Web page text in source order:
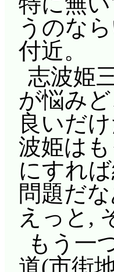
逆さ照
あっさ
紬が目
えて専
思うん
すが……
ビリで
年生ト
つ誘惑
た誘惑
(^^;;; 第
うのな
付近。
志波姫
が悩み
良いだ
波姫は
にすれ
問題だ
えっと,
もう一
道(市街